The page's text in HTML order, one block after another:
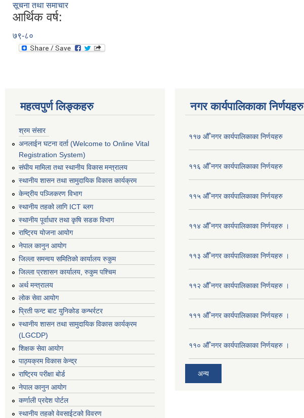
सूचना तथा समाचार
आर्थिक वर्ष:
७९-८०
महत्वपुर्ण लिङ्कहरु
श्रम संसार
अनलाईन घटना दर्ता (Welcome to Online Vital
Registration System)
संघीय मामिला तथा स्थानीय विकास मन्त्रालय
स्थानीय शासन तथा सामुदायिक विकास कार्यक्रम
केन्द्रीय पञ्जिकरण विभाग
स्थानीय तहको लागि ICT ब्लग
स्थानीय पूर्वाधार तथा कृषि सडक विभाग
राष्ट्रिय योजना आयोग
नेपाल कानुन आयोग
जिल्ला समन्वय समितिको कार्यालय रुकुम
जिल्ला प्रशासन कार्यालय, रुकुम पश्चिम
अर्थ मन्त्रालय
लोक सेवा आयोग
प्रिती फन्ट बाट युनिकोड कन्भर्रटर
स्थानीय शासन तथा सामुदायिक विकास कार्यक्रम
(LGCDP)
शिक्षक सेवा आयोग
पाठ्यक्रम विकास केन्द्र
राष्ट्रिय परीक्षा बोर्ड
नेपाल कानुन आयोग
कर्णाली प्रदेश पोर्टल
स्थानीय तहको वेवसाईटको विवरण
नगर कार्यपालिकाका निर्णयहरु
११७ औँ नगर कार्यपालिकाका निर्णयहरु
११६ औँ नगर कार्यपालिकाका निर्णयहरु
११५ औँ नगर कार्यपालिकाका निर्णयहरु
११४ औँ नगर कार्यपालिकाका निर्णयहरु ।
११३ औँ नगर कार्यपालिकाका निर्णयहरु ।
११२ औँ नगर कार्यपालिकाका निर्णयहरु ।
१११ औँ नगर कार्यपालिकाका निर्णयहरु ।
११० औँ नगर कार्यपालिकाका निर्णयहरु ।
अन्य